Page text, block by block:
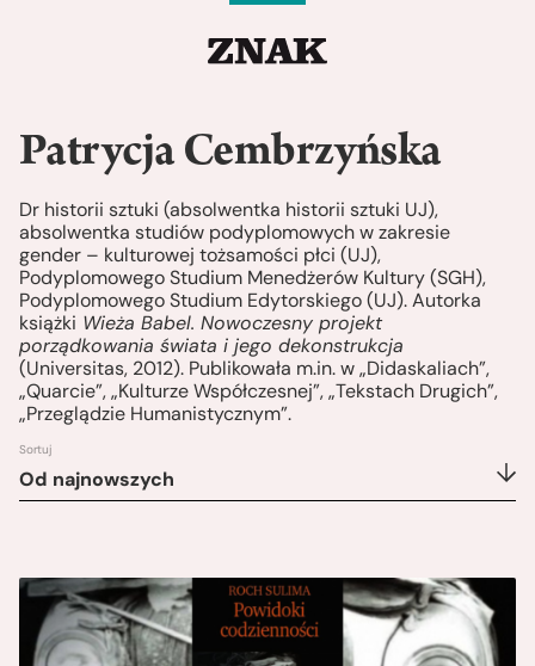
Patrycja Cembrzyńska
Dr historii sztuki (absolwentka historii sztuki UJ),
absolwentka studiów podyplomowych w zakresie
gender – kulturowej tożsamości płci (UJ),
Podyplomowego Studium Menedżerów Kultury (SGH),
Podyplomowego Studium Edytorskiego (UJ). Autorka
książki Wieża Babel. Nowoczesny projekt
porządkowania świata i jego dekonstrukcja
(Universitas, 2012). Publikowała m.in. w „Didaskaliach”,
„Quarcie”, „Kulturze Współczesnej”, „Tekstach Drugich”,
„Przeglądzie Humanistycznym”.
Sortuj
Od najnowszych